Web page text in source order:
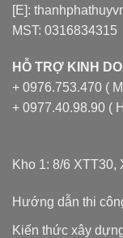
[E]:
MST: 0316834315
HỖ TRỢ KINH
+ 0976.753.470 (
+ 0977.40.98.90 (
Kho 1: 8/6
Hướng dẫn thi
Kiến thức xây